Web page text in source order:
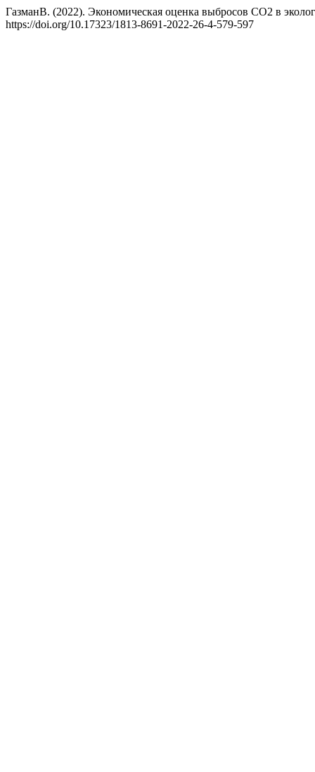
ГазманВ. (2022). Экономическая оценка выбросов СО2 в
https://doi.org/10.17323/1813-8691-2022-26-4-579-597